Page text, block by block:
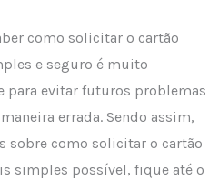
como solicitar o cartão
e seguro é muito
evitar futuros problemas
errada. Sendo assim,
sobre como solicitar o cartão
simples possível, fique até o